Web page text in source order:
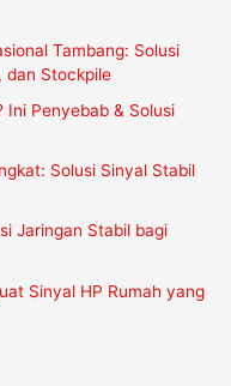
Tambang: Solusi
dan Stockpile
Ini Penyebab & Solusi
Solusi Sinyal Stabil
Jaringan Stabil bagi
Sinyal HP Rumah yang